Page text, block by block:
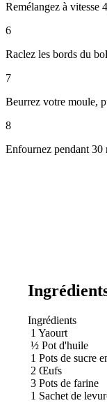
Remélangez à vitesse
6
Raclez les bords du
7
Beurrez votre moule,
8
Enfournez pendant 30
Ingrédients
1 Yaourt
½ Pot d'huile
1 Pots de sucre
2 Œufs
3 Pots de farine
1 Sachet de